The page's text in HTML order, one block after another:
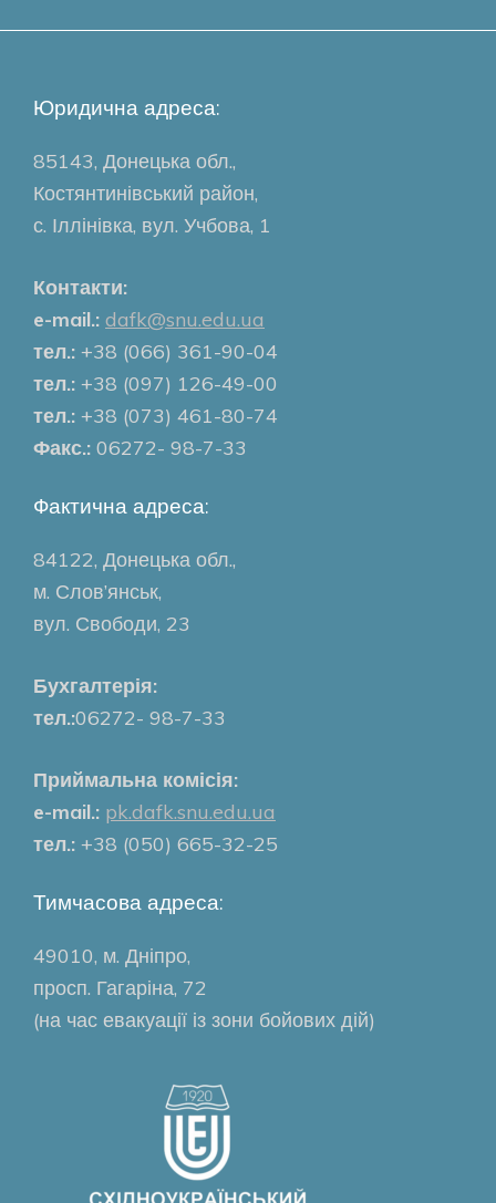
Юридична адреса:
85143, Донецька обл.,
Костянтинівський район,
с. Іллінівка, вул. Учбова, 1
Контакти:
e-mail.: dafk@snu.edu.ua
тел.: +38 (066) 361-90-04
тел.: +38 (097) 126-49-00
тел.: +38 (073) 461-80-74
Факс.: 06272- 98-7-33
Фактична адреса:
84122, Донецька обл.,
м. Слов’янськ,
вул. Свободи, 23
Бухгалтерія:
тел.:06272- 98-7-33
Приймальна комісія:
e-mail.: pk.dafk.snu.edu.ua
тел.: +38 (050) 665-32-25
Тимчасова адреса:
49010, м. Дніпро,
просп. Гагаріна, 72
(на час евакуації із зони бойових дій)